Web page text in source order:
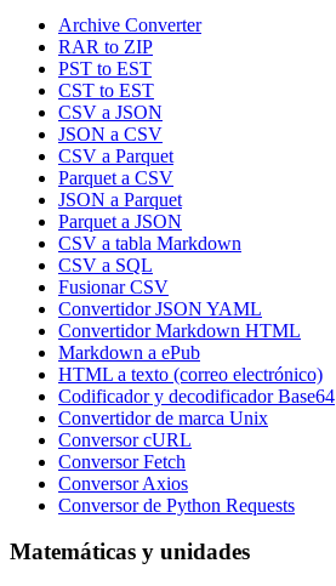
Archive Converter
RAR to ZIP
PST to EST
CST to EST
CSV a JSON
JSON a CSV
CSV a Parquet
Parquet a CSV
JSON a Parquet
Parquet a JSON
CSV a tabla Markdown
CSV a SQL
Fusionar CSV
Convertidor JSON YAML
Convertidor Markdown HTML
Markdown a ePub
HTML a texto (correo electrónico)
Codificador y decodificador Base64
Convertidor de marca Unix
Conversor cURL
Conversor Fetch
Conversor Axios
Conversor de Python Requests
Matemáticas y unidades